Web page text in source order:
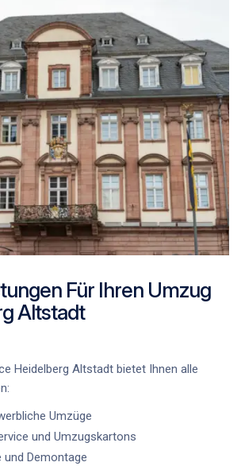
Für Ihren Umzug
Altstadt
Heidelberg Altstadt bietet Ihnen alle
Umzüge
und Umzugskartons
und Demontage